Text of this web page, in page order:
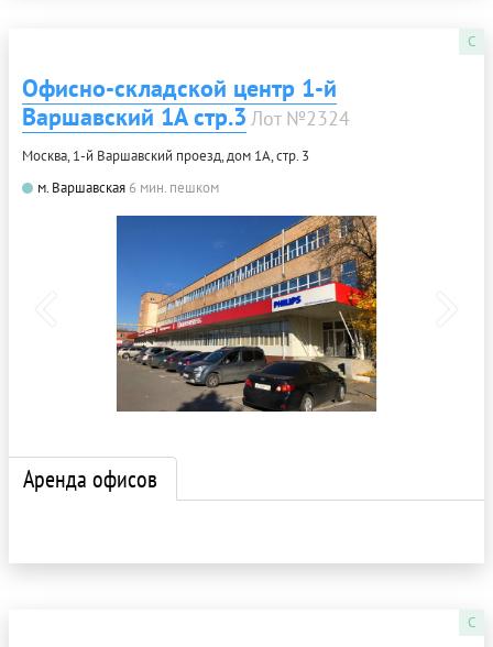
C
Офисно-складской центр 1-й
Варшавский 1А стр.3 Лот №2324
Москва, 1-й Варшавский проезд, дом 1А, стр. 3
м. Варшавская 6 мин. пешком
Аренда офисов
C